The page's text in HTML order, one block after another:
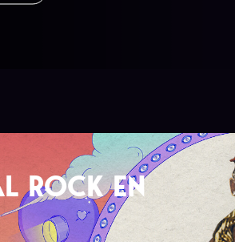
ROCK EN